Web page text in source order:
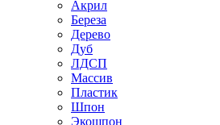
Акрил
Береза
Дерево
Дуб
ЛДСП
Массив
Пластик
Шпон
Экошпон